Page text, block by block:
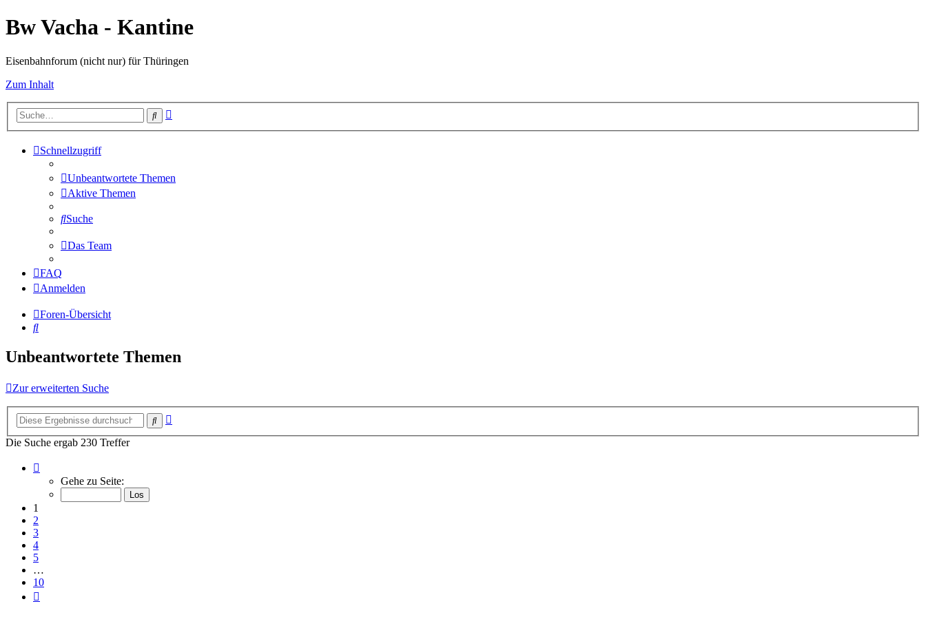
Bw Vacha - Kantine
Eisenbahnforum (nicht nur) für Thüringen
Zum Inhalt
Suche
Schnellzugriff
Unbeantwortete Themen
Aktive Themen
Suche
Das Team
FAQ
Anmelden
Foren-Übersicht
Suche
Unbeantwortete Themen
Zur erweiterten Suche
Suche
Die Suche ergab 230 Treffer
von
Gehe zu Seite:
1
2
3
4
5
…
10